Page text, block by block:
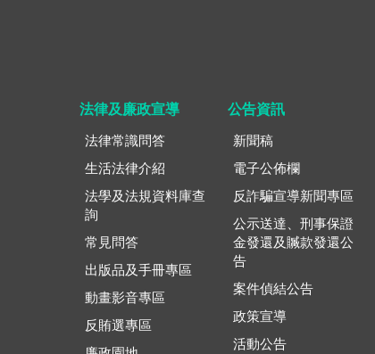
法律及廉政宣導
法律常識問答
生活法律介紹
法學及法規資料庫查
詢
常見問答
出版品及手冊專區
動畫影音專區
反賄選專區
公告資訊
新聞稿
電子公佈欄
反詐騙宣導新聞專區
公示送達、刑事保證
金發還及贓款發還公
告
案件偵結公告
政策宣導
活動公告